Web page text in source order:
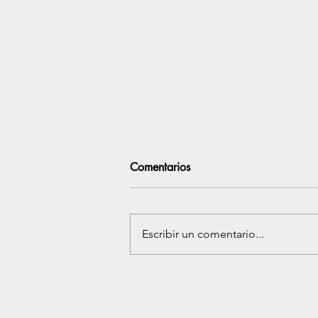
Comentarios
Escribir un comentario...